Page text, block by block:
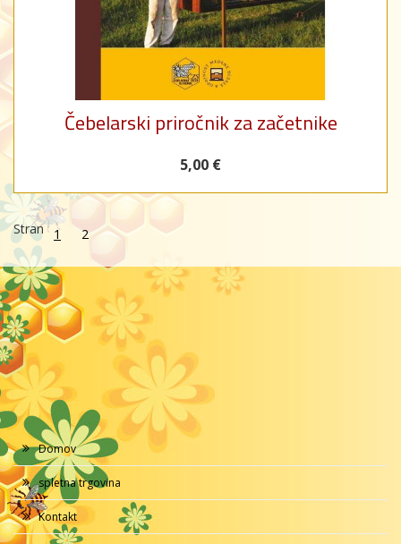
Čebelarski priročnik za začetnike
5,00 €
Stran 1 2
Domov
spletna trgovina
Kontakt